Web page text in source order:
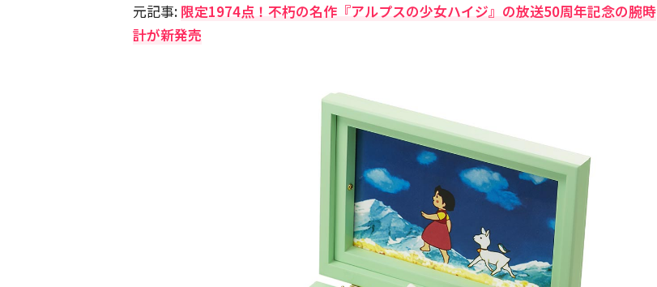
元記事: 限定1974点！不朽の名作『アルプスの少女ハイジ』の放送50周年記念の腕時
計が新発売